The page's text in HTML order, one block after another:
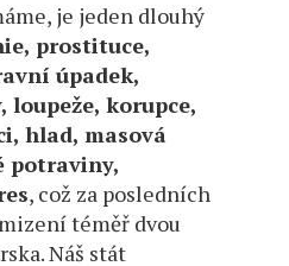
je jeden dlouhý
prostituce,
úpadek,
loupeže, korupce,
hlad, masová
potraviny,
, což za posledních
téměř dvou
Náš stát